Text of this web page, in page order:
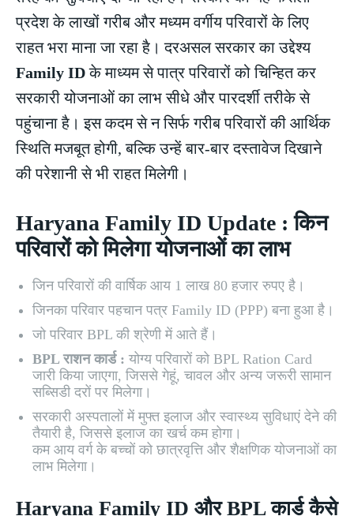
प्रदेश के लाखों गरीब और मध्यम वर्गीय परिवारों के लिए
राहत भरा माना जा रहा है। दरअसल सरकार का उद्देश्य
Family IDके माध्यम से पात्र परिवारों को चिन्हित कर
सरकारी योजनाओं का लाभ सीधे और पारदर्शी तरीके से
पहुंचाना है। इस कदम से न सिर्फ गरीब परिवारों की आर्थिक
स्थिति मजबूत होगी, बल्कि उन्हें बार-बार दस्तावेज दिखाने
की परेशानी से भी राहत मिलेगी।
Haryana Family ID Update : किन
परिवारों को मिलेगा योजनाओं का लाभ
जिन परिवारों की वार्षिक आय 1 लाख 80 हजार रुपए है।
जिनका परिवार पहचान पत्र Family ID (PPP) बना हुआ है।
जो परिवार BPL की श्रेणी में आते हैं।
BPL राशन कार्ड : योग्य परिवारों को BPL Ration Card
जारी किया जाएगा, जिससे गेहूं, चावल और अन्य जरूरी सामान
सब्सिडी दरों पर मिलेगा।
सरकारी अस्पतालों में मुफ्त इलाज और स्वास्थ्य सुविधाएं देने की
तैयारी है, जिससे इलाज का खर्च कम होगा।
कम आय वर्ग के बच्चों को छात्रवृत्ति और शैक्षणिक योजनाओं का
लाभ मिलेगा।
Haryana Family ID और BPL कार्ड कैसे